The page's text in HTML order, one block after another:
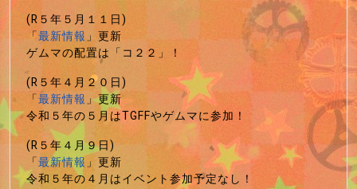
(R５年５月１１日)
「最新情報」更新
ゲムマの配置は「コ２２」！
(R５年４月２０日)
「最新情報」更新
令和５年の５月はTGFFやゲムマに参加！
(R５年４月９日)
「最新情報」更新
令和５年の４月はイベント参加予定なし！